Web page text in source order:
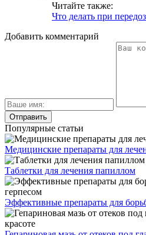
Читайте также:
Что делать при
Добавить комментарий
Популярные статьи
Медицинские препараты для
Таблетки для лечения папиллом
Эффективные препараты для